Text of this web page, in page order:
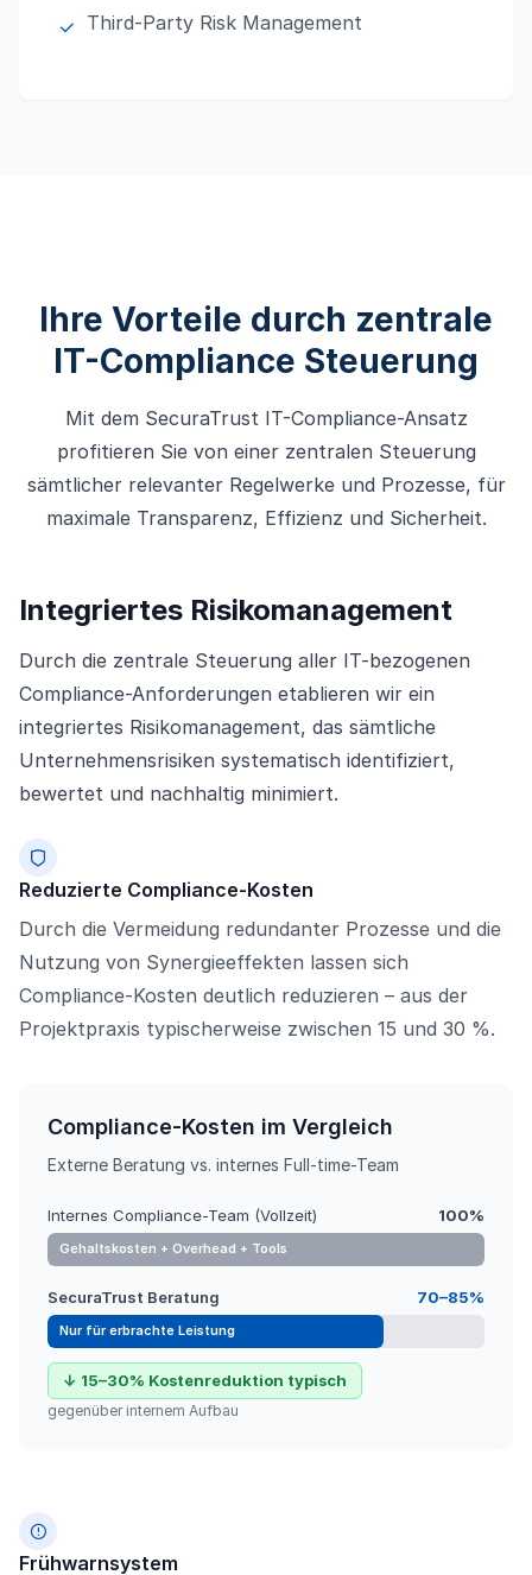
Third-Party Risk Management
Ihre Vorteile durch zentrale
IT-Compliance Steuerung
Mit dem SecuraTrust IT-Compliance-Ansatz
profitieren Sie von einer zentralen Steuerung
sämtlicher relevanter Regelwerke und Prozesse, für
maximale Transparenz, Effizienz und Sicherheit.
Integriertes Risikomanagement
Durch die zentrale Steuerung aller IT-bezogenen
Compliance-Anforderungen etablieren wir ein
integriertes Risikomanagement, das sämtliche
Unternehmensrisiken systematisch identifiziert,
bewertet und nachhaltig minimiert.
Reduzierte Compliance-Kosten
Durch die Vermeidung redundanter Prozesse und die
Nutzung von Synergieeffekten lassen sich
Compliance-Kosten deutlich reduzieren – aus der
Projektpraxis typischerweise zwischen 15 und 30 %.
Compliance-Kosten im Vergleich
Externe Beratung vs. internes Full-time-Team
Internes Compliance-Team (Vollzeit) 100%
Gehaltskosten + Overhead + Tools
SecuraTrust Beratung 70–85%
Nur für erbrachte Leistung
↓ 15–30% Kostenreduktion typisch
gegenüber internem Aufbau
Frühwarnsystem